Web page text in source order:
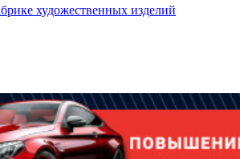
художественных изделий